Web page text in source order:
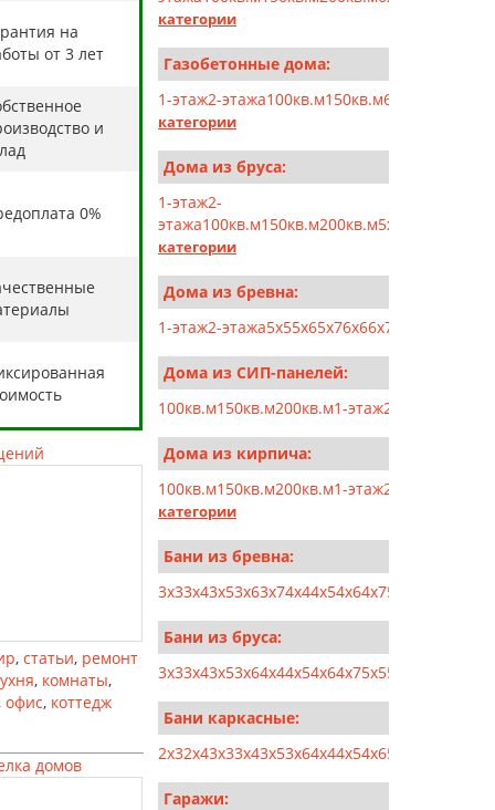
на
от 3 лет
и
0%
, статьи, ремонт
, комнаты,
офис, коттедж
домов
категории
Газобетонные дома:
1-этаж2-этажа100кв.м150кв.м6x6
категории
Дома из бруса:
1-этаж2-
этажа100кв.м150кв.м200кв.м5x5
категории
Дома из бревна:
1-этаж2-этажа5x55x65x76x66x7
Дома из СИП-панелей:
100кв.м150кв.м200кв.м1-этаж2-этажа
Дома из кирпича:
100кв.м150кв.м200кв.м1-этаж2-этажа
категории
Бани из бревна:
3x33x43x53x63x74x44x54x64x75x5
Бани из бруса:
3x33x43x53x64x44x54x64x75x55x6
Бани каркасные:
2x32x43x33x43x53x64x44x54x65x5
Гаражи: